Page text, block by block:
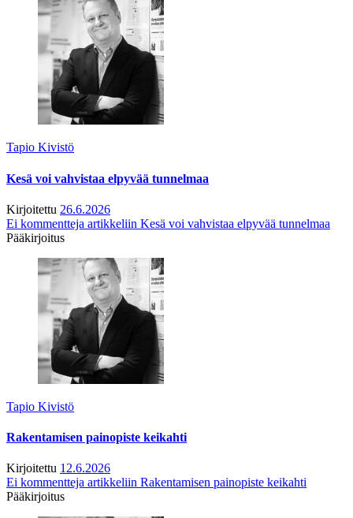
Tapio Kivistö
Kesä voi vahvistaa elpyvää tunnelmaa
Kirjoitettu 26.6.2026
Ei kommentteja artikkeliin Kesä voi vahvistaa elpyvää tunnelmaa
Pääkirjoitus
Tapio Kivistö
Rakentamisen painopiste keikahti
Kirjoitettu 12.6.2026
Ei kommentteja artikkeliin Rakentamisen painopiste keikahti
Pääkirjoitus